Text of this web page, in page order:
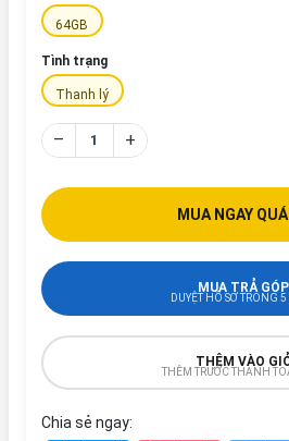
64GB
Tình trạng
Thanh lý
– +
MUA NGAY
MUA TRẢ GÓP
DUYỆT HỒ SƠ TRONG
THÊM VÀO
THÊM TRƯỚC THANH
Chia sẻ ngay: